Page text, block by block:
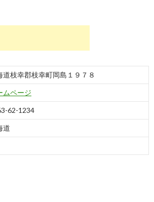
道枝幸郡枝幸町岡島１９７８
ムページ
62-1234
道